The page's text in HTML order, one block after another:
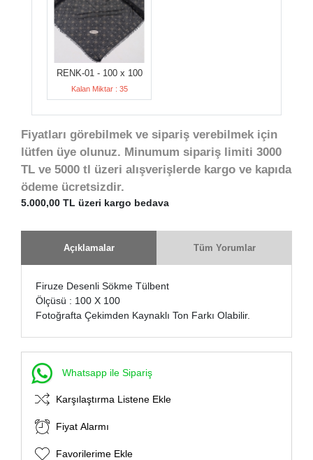
RENK-01 - 100 x 100
Kalan Miktar : 35
Fiyatları görebilmek ve sipariş verebilmek için
lütfen üye olunuz. Minumum sipariş limiti 3000
TL ve 5000 tl üzeri alışverişlerde kargo ve kapıda
ödeme ücretsizdir.
5.000,00 TL üzeri kargo bedava
Açıklamalar Tüm Yorumlar
Firuze Desenli Sökme Tülbent
Ölçüsü : 100 X 100
Fotoğrafta Çekimden Kaynaklı Ton Farkı Olabilir.
Whatsapp ile Sipariş
Karşılaştırma Listene Ekle
Fiyat Alarmı
Favorilerime Ekle